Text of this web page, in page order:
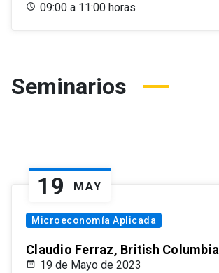
09:00 a 11:00 horas
Seminarios
19 MAY
Microeconomía Aplicada
Claudio Ferraz, British Columbia
19 de Mayo de 2023